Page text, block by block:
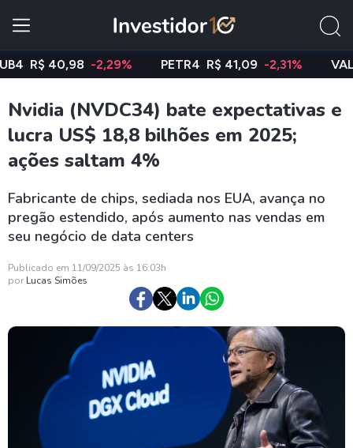
R$ 40,98 -2,29% PETR4 R$ 41,09 -2,31% VALE3
Nvidia (NVDC34) bate expectativas e
lucra US$ 18,8 bilhões em 2025;
ações saltam 4%
Fabricante de chips, sediada nos EUA, avança no
pregão estendido, após aumento nas vendas em
seu negócio de data centers
Publicado em 11/09/2025 às 16:03h
por Lucas Simões